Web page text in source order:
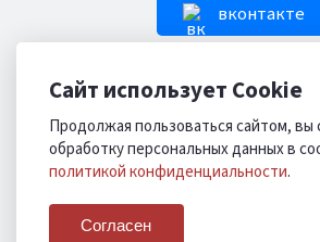
вконтакте
Политика в отношении
данных
Сайт использует Cookie
Продолжая пользоваться сайтом, вы
обработку персональных данных в
политикой конфиденциальности.
Согласен